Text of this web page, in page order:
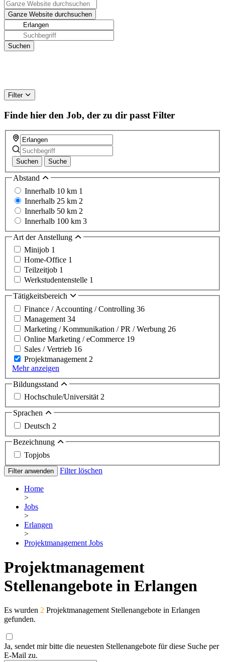
Filter
Finde hier den Job, der zu dir passt Filter
Suchen Suche
Abstand
Innerhalb 10 km 1
Innerhalb 25 km 2
Innerhalb 50 km 2
Innerhalb 100 km 3
Art der Anstellung
Minijob 1
Home-Office 1
Teilzeitjob 1
Werkstudentenstelle 1
Tätigkeitsbereich
Finance / Accounting / Controlling 36
Management 34
Marketing / Kommunikation / PR / Werbung 26
Online Marketing / eCommerce 19
Sales / Vertrieb 16
Projektmanagement 2
Mehr anzeigen
Bildungsstand
Hochschule/Universität2
Sprachen
Deutsch 2
Bezeichnung
Topjobs
Filter anwenden Filter löschen
Home
>
Jobs
>
Erlangen
>
Projektmanagement Jobs
Projektmanagement
Stellenangebote in Erlangen
Es wurden 2 Projektmanagement Stellenangebote in Erlangen
gefunden.
Ja, sendet mir bitte die neuesten Stellenangebote für diese Suche per
E-Mail zu.